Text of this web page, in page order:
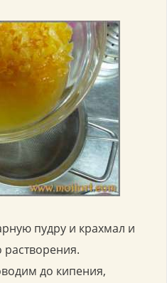
пудру и крахмал и
до кипения,